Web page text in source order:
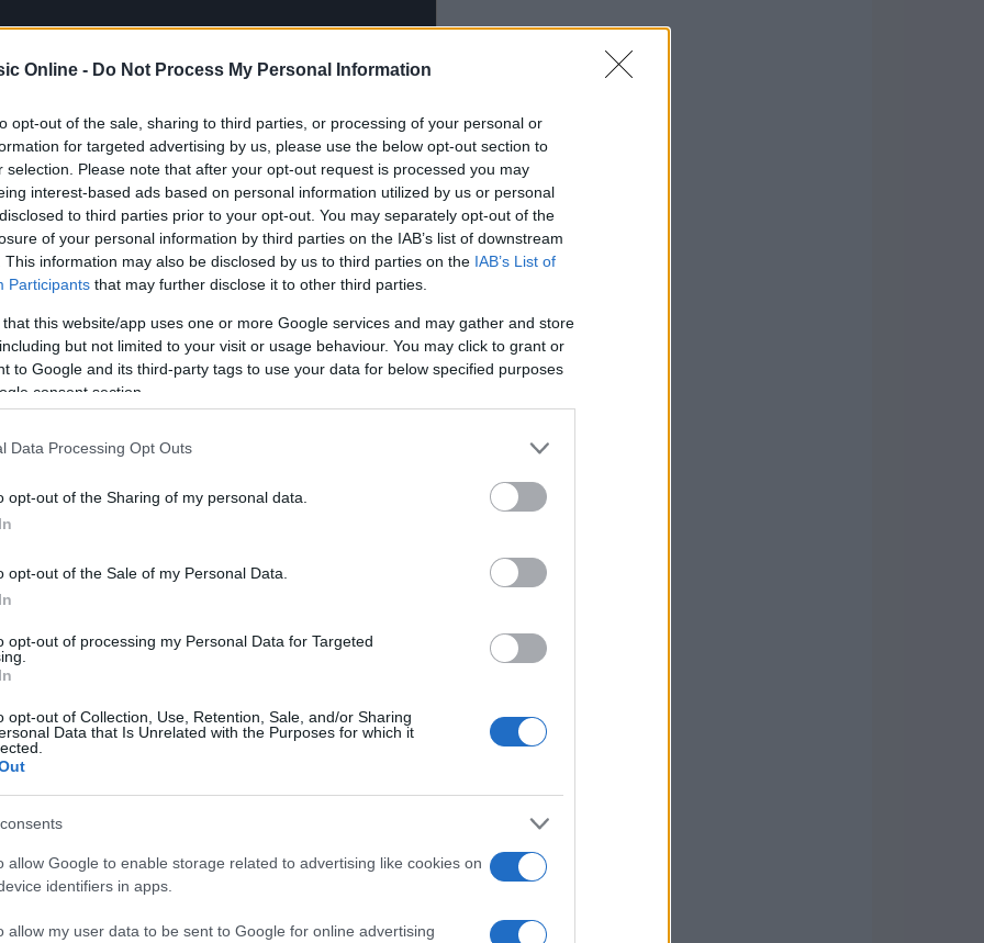
Online - Do Not Process My Personal Information
opt-out of the sale, sharing to third parties, or processing of your personal or
for targeted advertising by us, please use the below opt-out section to
selection. Please note that after your opt-out request is processed you may
interest-based ads based on personal information utilized by us or personal
to third parties prior to your opt-out. You may separately opt-out of the
of your personal information by third parties on the IAB’s list of downstream
This information may also be disclosed by us to third parties on the IAB’s List of
Participants that may further disclose it to other third parties.
that this website/app uses one or more Google services and may gather and store
but not limited to your visit or usage behaviour. You may click to grant or
to Google and its third-party tags to use your data for below specified purposes
consent section.
Data Processing Opt Outs
opt-out of the Sharing of my personal data.
opt-out of the Sale of my Personal Data.
opt-out of processing my Personal Data for Targeted
opt-out of Collection, Use, Retention, Sale, and/or Sharing
Data that Is Unrelated with the Purposes for which it
allow Google to enable storage related to advertising like cookies on
identifiers in apps.
allow my user data to be sent to Google for online advertising
il contesto
esponenziale negli ultimi anni. I dati
settore fintech hanno superato i100 miliardi
200% rispetto all’anno precedente.
del 2008
l’importanza della
sottolineato queste necessità,
modelli operativi e a investire in tecnologia